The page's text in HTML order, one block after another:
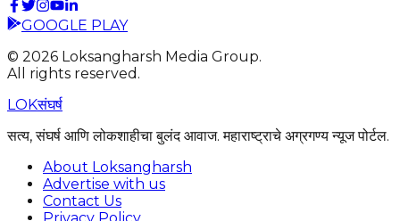
GOOGLE PLAY
© 2026 Loksangharsh Media Group.
All rights reserved.
LOKसंघर्ष
सत्य, संघर्ष आणि लोकशाहीचा बुलंद आवाज. महाराष्ट्राचे अग्रगण्य न्यूज पोर्टल.
About Loksangharsh
Advertise with us
Contact Us